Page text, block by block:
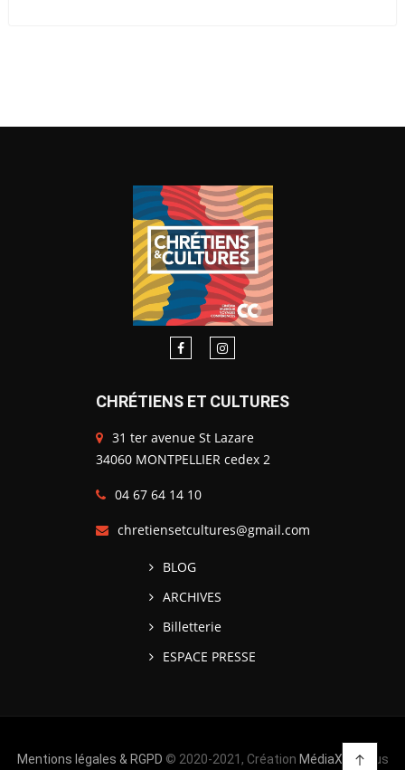
CHRÉTIENS ET CULTURES
31 ter avenue St Lazare
34060 MONTPELLIER cedex 2
04 67 64 14 10
chretiensetcultures@gmail.com
BLOG
ARCHIVES
Billetterie
ESPACE PRESSE
Mentions légales & RGPD © 2020-2021, Création MédiaXV | Tous